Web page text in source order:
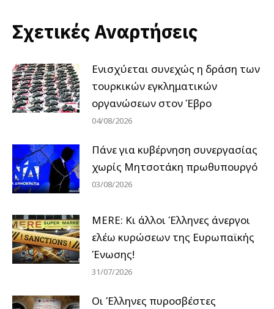
Σχετικές Αναρτήσεις
Ενισχύεται συνεχώς η δράση των
τουρκικών εγκληματικών
οργανώσεων στον Έβρο
04/08/2026
Πάνε για κυβέρνηση συνεργασίας
χωρίς Μητσοτάκη πρωθυπουργό
03/08/2026
MERE: Κι άλλοι Έλληνες άνεργοι
ελέω κυρώσεων της Ευρωπαϊκής
Ένωσης!
31/07/2026
Οι Έλληνες πυροσβέστες